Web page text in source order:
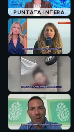
PUNTATA INTERA